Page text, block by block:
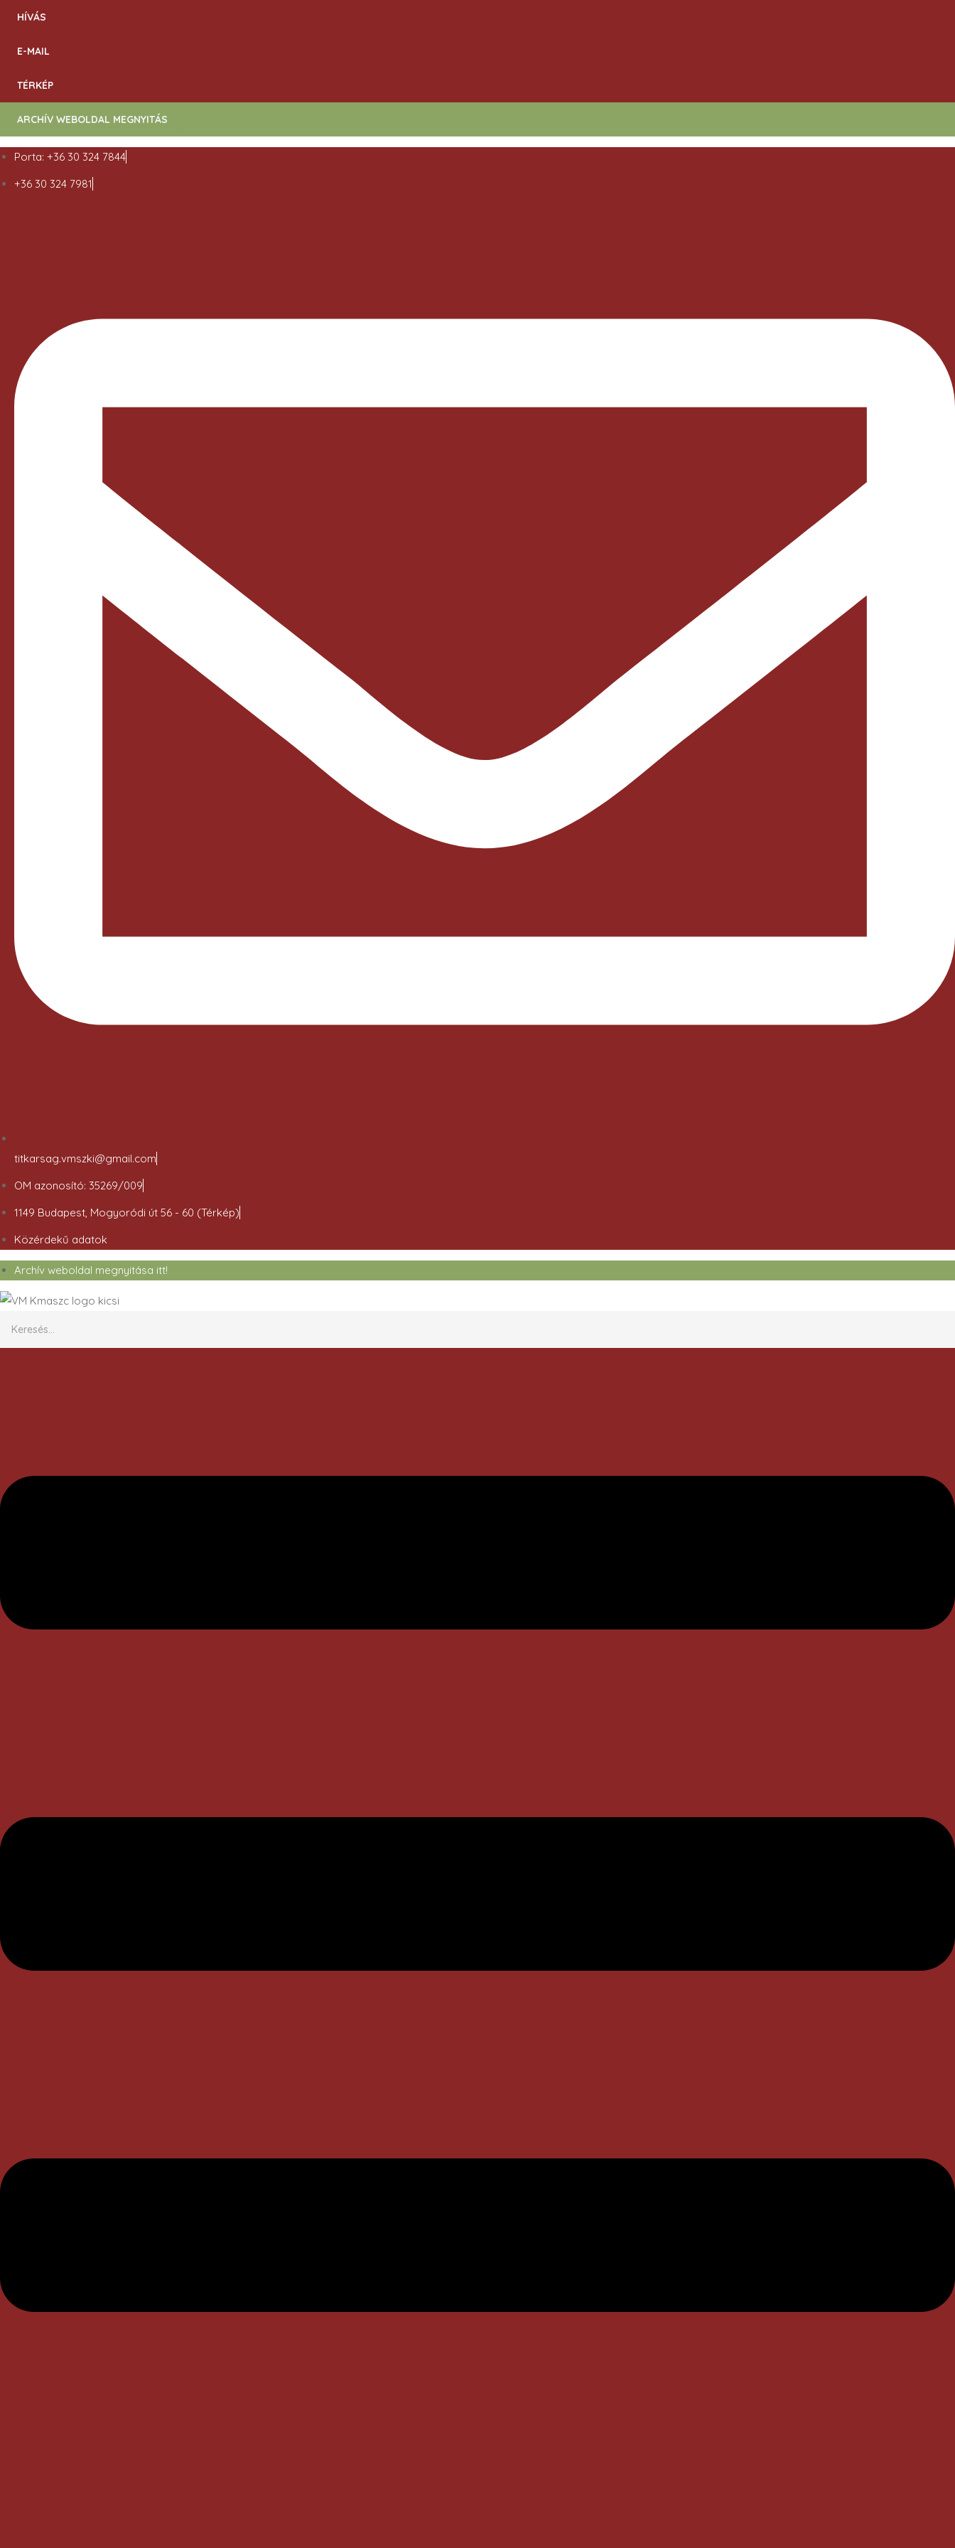
HÍVÁS
E-MAIL
TÉRKÉP
ARCHÍV WEBOLDAL MEGNYITÁS
Porta: +36 30 324 7844
+36 30 324 7981
titkarsag.vmszki@gmail.com
OM azonosító: 35269/009
1149 Budapest, Mogyoródi út 56 - 60 (Térkép)
Közérdekű adatok
Archív weboldal megnyitása itt!